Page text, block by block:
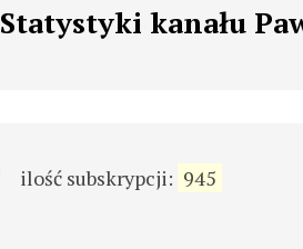
Statystyki kanału
ilość subskrypcji: 945